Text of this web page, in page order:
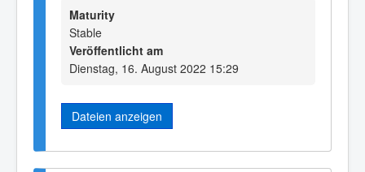
Maturity
Stable
Veröffentlicht am
Dienstag, 16. August 2022 15:29
Dateien anzeigen